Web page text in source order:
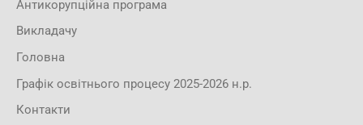
Антикорупційна програма
Викладачу
Головна
Графік освітнього процесу 2025-2026 н.р.
Контакти